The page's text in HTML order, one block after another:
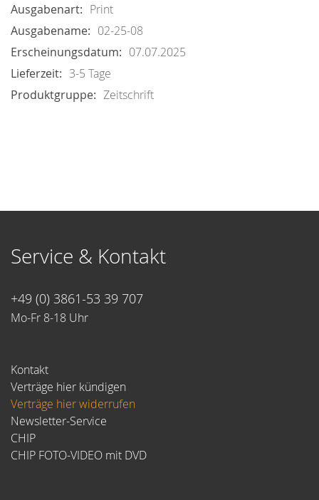
Print
02-25-08
07.07.2025
3-5 Tage
Zeitschrift
Service & Kontakt
+49 (0) 3861-53 39 707
Mo-Fr 8-18 Uhr
Kontakt
Verträge hier kündigen
Verträge hier widerrufen
Newsletter-Service
CHIP
CHIP FOTO-VIDEO mit DVD